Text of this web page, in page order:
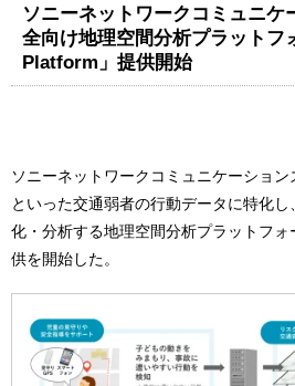
ソニーネットワークコミュニケ
全向け地理空間分析プラットフ
Platform」提供開始
ソニーネットワークコミュニケーショ
といった交通弱者の行動データに特化
化・分析する地理空間分析プラットフ
供を開始した。